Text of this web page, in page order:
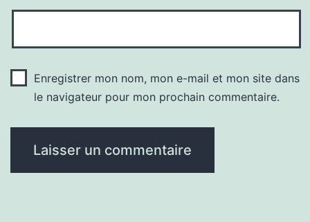
Enregistrer mon nom, mon e-mail et mon site dans
le navigateur pour mon prochain commentaire.